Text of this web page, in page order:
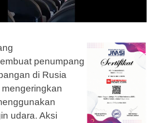
penumpang
di Rusia
udara. Aksi